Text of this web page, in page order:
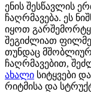
ენის შესწავლის
ჩაღრმავება. ეს
იყოთ
შეგიძლიათ
თუნდაც მშობლიურ
ჩაღრმავებით,
ახალი სიტყვები
რიტმისა და